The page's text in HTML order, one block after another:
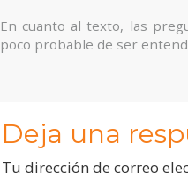
En cuanto al texto, las
poco probable de ser
Deja una
Tu dirección de correo